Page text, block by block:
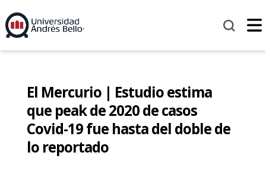
El Mercurio | Estudio estima
que peak de 2020 de casos
Covid-19 fue hasta del doble de
lo reportado